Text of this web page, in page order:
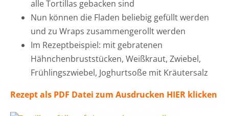
alle Tortillas gebacken sind
Nun können die Fladen beliebig gefüllt werden
und zu Wraps zusammengerollt werden
Im Rezeptbeispiel: mit gebratenen
Hähnchenbruststücken, Weißkraut, Zwiebel,
Frühlingszwiebel, Joghurtsoße mit Kräutersalz
Rezept als PDF Datei zum Ausdrucken HIER klicken